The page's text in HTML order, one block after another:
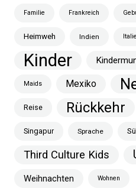
Familie Frankreich
Heimweh Indien
Kinder
Maids Mexiko
Reise Rückkehr
Singapur Sprache
Third Culture Kids
Weihnachten Wohnen